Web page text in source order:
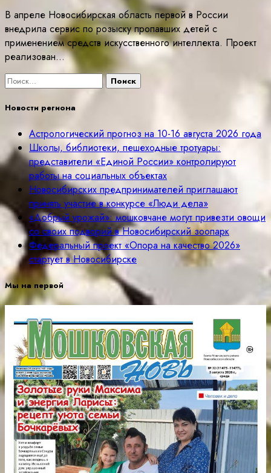
В апреле Новосибирская область первой в России
внедрила сервис по розыску пропавших детей с
применением средств искусственного интеллекта. Проект
реализован…
Найти:
Новости региона
Астрологический прогноз на 10-16 августа 2026 года
Школы, библиотеки, пешеходные тротуары:
представители «Единой России» контролируют
работы на социальных объектах
Новосибирских предпринимателей приглашают
принять участие в конкурсе «Люди дела»
«Добрый урожай»: мошковчане могут привезти овощи
со своих подворий в Новосибирский зоопарк
Федеральный проект «Опора на качество 2026»
стартует в Новосибирске
Мы на первой